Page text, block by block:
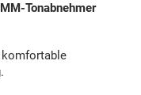
Tonabnehmer
komfortable